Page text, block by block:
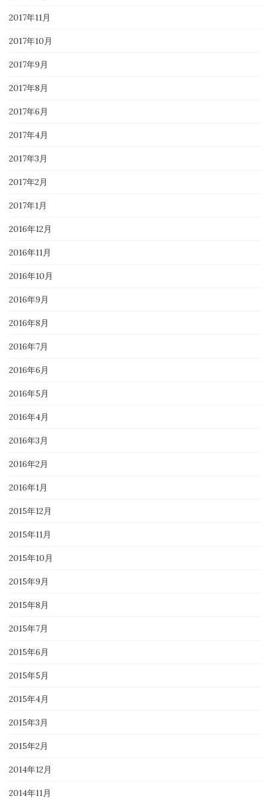
2017年11月
2017年10月
2017年9月
2017年8月
2017年6月
2017年4月
2017年3月
2017年2月
2017年1月
2016年12月
2016年11月
2016年10月
2016年9月
2016年8月
2016年7月
2016年6月
2016年5月
2016年4月
2016年3月
2016年2月
2016年1月
2015年12月
2015年11月
2015年10月
2015年9月
2015年8月
2015年7月
2015年6月
2015年5月
2015年4月
2015年3月
2015年2月
2014年12月
2014年11月